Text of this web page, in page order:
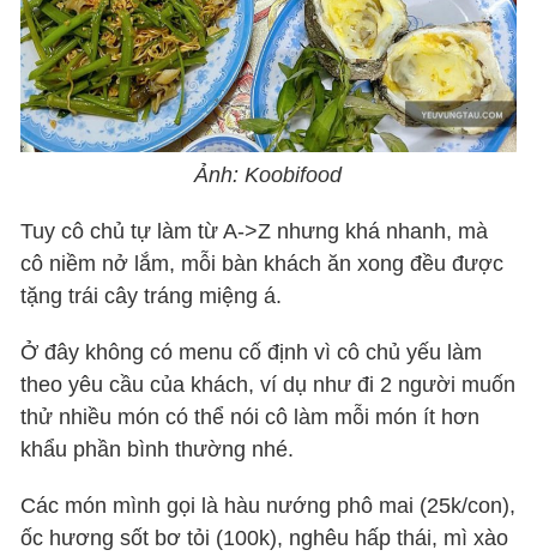
Ảnh: Koobifood
Tuy cô chủ tự làm từ A->Z nhưng khá nhanh, mà
cô niềm nở lắm, mỗi bàn khách ăn xong đều được
tặng trái cây tráng miệng á.
Ở đây không có menu cố định vì cô chủ yếu làm
theo yêu cầu của khách, ví dụ như đi 2 người muốn
thử nhiều món có thể nói cô làm mỗi món ít hơn
khẩu phần bình thường nhé.
Các món mình gọi là hàu nướng phô mai (25k/con),
ốc hương sốt bơ tỏi (100k), nghêu hấp thái, mì xào